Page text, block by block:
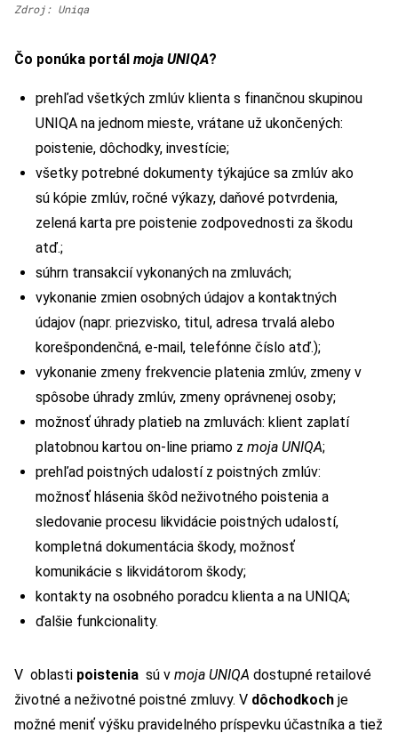
Zdroj: Uniqa
Čo ponúka portál moja UNIQA?
prehľad všetkých zmlúv klienta s finančnou skupinou
UNIQA na jednom mieste, vrátane už ukončených:
poistenie, dôchodky, investície;
všetky potrebné dokumenty týkajúce sa zmlúv ako
sú kópie zmlúv, ročné výkazy, daňové potvrdenia,
zelená karta pre poistenie zodpovednosti za škodu
atď.;
súhrn transakcií vykonaných na zmluvách;
vykonanie zmien osobných údajov a kontaktných
údajov (napr. priezvisko, titul, adresa trvalá alebo
korešpondenčná, e-mail, telefónne číslo atď.);
vykonanie zmeny frekvencie platenia zmlúv, zmeny v
spôsobe úhrady zmlúv, zmeny oprávnenej osoby;
možnosť úhrady platieb na zmluvách: klient zaplatí
platobnou kartou on-line priamo z moja UNIQA;
prehľad poistných udalostí z poistných zmlúv:
možnosť hlásenia škôd neživotného poistenia a
sledovanie procesu likvidácie poistných udalostí,
kompletná dokumentácia škody, možnosť
komunikácie s likvidátorom škody;
kontakty na osobného poradcu klienta a na UNIQA;
ďalšie funkcionality.
V oblasti poistenia sú v moja UNIQA dostupné retailové
životné a neživotné poistné zmluvy. V dôchodkoch je
možné meniť výšku pravidelného príspevku účastníka a tiež